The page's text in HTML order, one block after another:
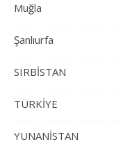
Muğla
Şanlıurfa
SIRBİSTAN
TÜRKİYE
YUNANİSTAN